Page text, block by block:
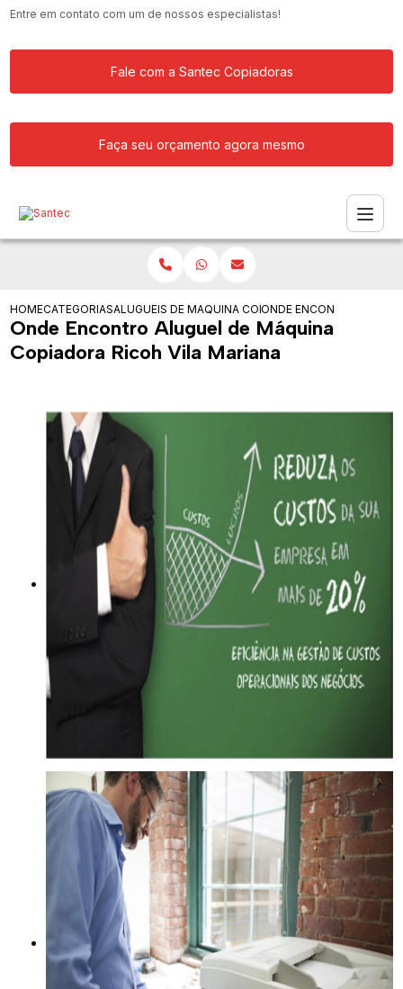
Entre em contato com um de nossos especialistas!
Fale com a Santec Copiadoras
Faça seu orçamento agora mesmo
HOMECATEGORIASALUGUEIS DE COPIADORASMAQUINA COPIADORA PARA ALUGAR
ONDE ENCONTRO
Onde Encontro Aluguel de Máquina
Copiadora Ricoh Vila Mariana